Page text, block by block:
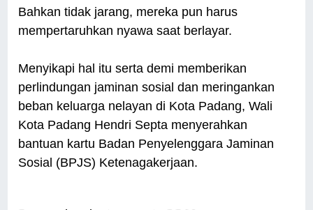
Bahkan tidak jarang, mereka pun harus
mempertaruhkan nyawa saat berlayar.
Menyikapi hal itu serta demi memberikan
perlindungan jaminan sosial dan meringankan
beban keluarga nelayan di Kota Padang, Wali
Kota Padang Hendri Septa menyerahkan
bantuan kartu Badan Penyelenggara Jaminan
Sosial (BPJS) Ketenagakerjaan.